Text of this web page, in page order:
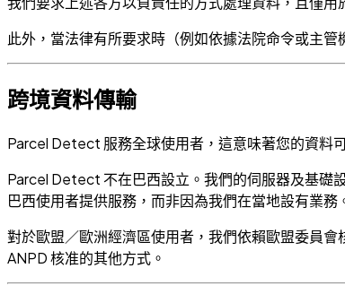
此外，當法律有所要求時（例如依據法院命令或主
跨境資料傳輸
Parcel Detect 服務全球使用者，這意味著您的資料
Parcel Detect 不在巴西設立。我們的伺服器及基礎
巴西使用者提供服務，而非因為我們在當地設有業務
對於歐盟／歐洲經濟區使用者，我們依賴歐盟委員
ANPD 核准的其他方式。